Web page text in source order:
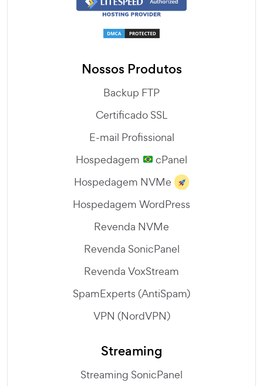
Nossos Produtos
Backup FTP
Certificado SSL
E-mail Profissional
Hospedagem
cPanel
Hospedagem NVMe
Hospedagem WordPress
Revenda NVMe
Revenda SonicPanel
Revenda VoxStream
SpamExperts (AntiSpam)
VPN (NordVPN)
Streaming
Streaming SonicPanel